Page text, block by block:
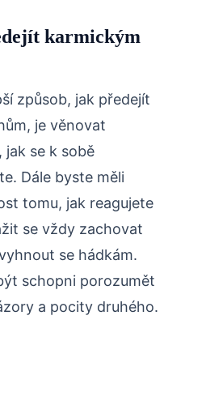
karmickým
způsob, jak předejít
je věnovat
se k sobě
Dále byste měli
tomu, jak reagujete
se vždy zachovat
se hádkám.
schopni porozumět
a pocity druhého.